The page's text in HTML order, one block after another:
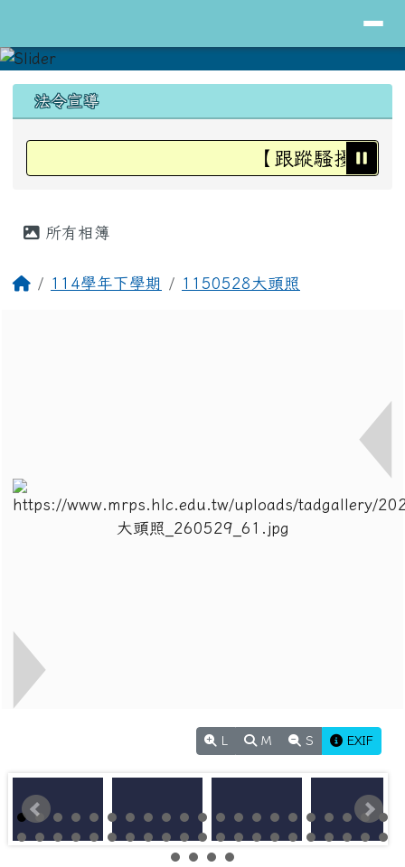
上中區域內容
法令宣導
【跟蹤騷擾防治
所有相簿
回首頁114學年下學期 1150528大頭照
M S EXIF
頁尾區域